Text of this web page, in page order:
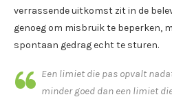
verrassende uitkomst zit in de
genoeg om misbruik te beperken,
spontaan gedrag echt te sturen.
Een limiet die pas opvalt
minder goed dan een limiet